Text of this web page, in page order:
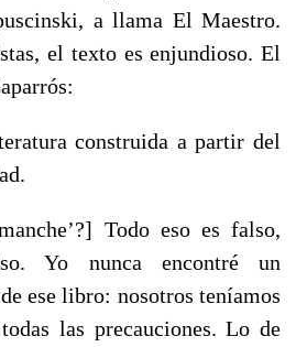
a llama El Maestro.
el texto es enjundioso. El
construida a partir del
Todo eso es falso,
Yo nunca encontré un
ese libro: nosotros teníamos
las precauciones. Lo de